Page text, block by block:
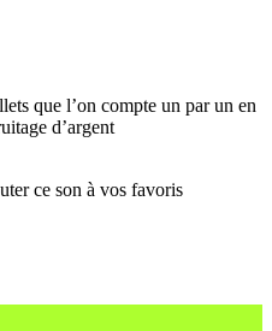
que l’on compte un par un en
d’argent